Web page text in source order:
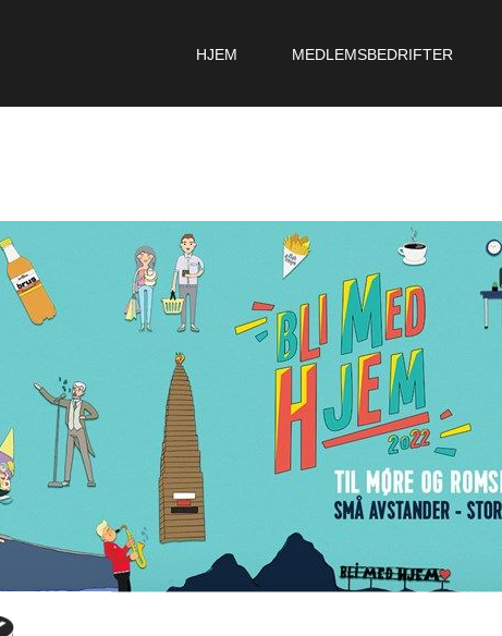
HJEM MEDLEMSBEDRIFTER